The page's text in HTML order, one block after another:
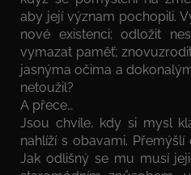
aby její význam pochopili.
nové existenci; odložit
vymazat paměť;
jasnýma očima a
netoužil?
A přece…
Jsou chvíle, kdy si mysl
nahlíží s obavami.
Jak odlišný se mu musí